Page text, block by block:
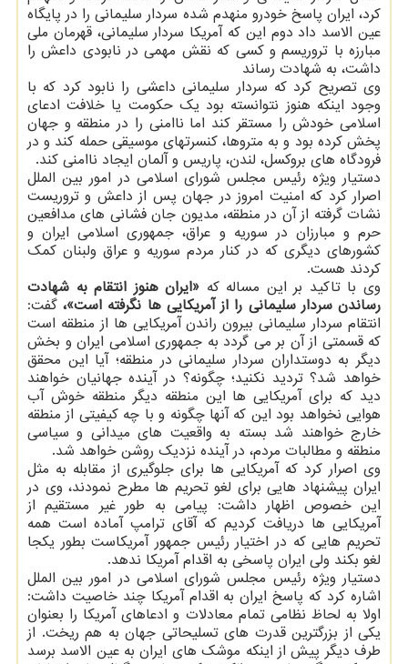
كرد، ایران پاسخ خودرو منهدم شده سردار سلیمانی را در پایگاه
عین الاسد داد دوم این كه آمریكا سردار سلیمانی، قهرمان ملی
مبارزه با تروریسم و كسی كه نقش مهمی در نابودی داعش را
داشت، به شهادت رساند
وی تصریح كرد كه سردار سلیمانی داعشی را نابود كرد كه با
وجود اینكه هنوز نتوانسته بود یك حكومت یا خلافت ادعای
اسلامی خودش را مستقر كند اما ناامنی را در منطقه و جهان
پخش كرده بود و به متروها، كنسرتهای موسیقی حمله كند و در
فرودگاه های بروكسل، لندن، پاریس و آلمان ایجاد ناامنی كند.
دستیار ویژه رئیس مجلس شورای اسلامی در امور بین الملل
اصرار كرد كه امنیت امروز در جهان پس از داعش و تروریست
نشات گرفته از آن در منطقه، مدیون جان فشانی های مدافعین
حرم و مبارزان در سوریه و عراق، جمهوری اسلامی ایران و
كشورهای دیگری كه در كنار مردم سوریه و عراق ولبنان كمك
كردند هست.
وی با تاكید بر این مساله كه «ایران هنوز انتقام به شهادت
رساندن سردار سلیمانی را از آمریكایی ها نگرفته است»، گفت:
انتقام سردار سلیمانی بیرون راندن آمریكایی ها از منطقه است
كه قسمتی از آن بر می گردد به جمهوری اسلامی ایران و بخش
دیگر به دوستداران سردار سلیمانی در منطقه؛ آیا این محقق
خواهد شد؟ تردید نكنید؛ چگونه؟ در آینده جهانیان خواهند
دید كه برای آمریكایی ها این منطقه دیگر منطقه خوش آب
هوایی نخواهد بود این كه آنها چگونه و با چه كیفیتی از منطقه
خارج خواهند شد بسته به واقعیت های میدانی و سیاسی
منطقه و مطالبات مردم، در آینده نزدیك روشن خواهد شد.
وی اصرار كرد كه آمریكایی ها برای جلوگیری از مقابله به مثل
ایران پیشنهاد هایی برای لغو تحریم ها مطرح نمودند، وی در
این خصوص اظهار داشت: پیامی به طور غیر مستقیم از
آمریكایی ها دریافت كردیم كه آقای ترامپ آماده است همه
تحریم هایی كه در اختیار رئیس جمهور آمریكاست بطور یكجا
لغو بكند ولی ایران پاسخی به اقدام آمریكا ندهد.
دستیار ویژه رئیس مجلس شورای اسلامی در امور بین الملل
اشاره كرد كه پاسخ ایران به اقدام آمریكا چند خاصیت داشت:
اولا به لحاظ نظامی تمام معادلات و ادعاهای آمریكا را بعنوان
یكی از بزرگترین قدرت های تسلیحاتی جهان به هم ریخت. از
طرف دیگر پیش از اینكه موشك های ایران به عین الاسد برسد